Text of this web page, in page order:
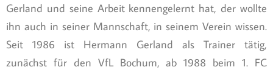
Gerland und seine Arbeit kennengelernt hat, der wollte
ihn auch in seiner Mannschaft, in seinem Verein wissen.
Seit 1986 ist Hermann Gerland als Trainer tätig,
zunächst für den VfL Bochum, ab 1988 beim 1. FC